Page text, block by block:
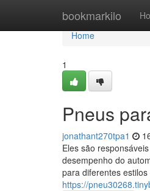
bookmarkilo
Home
Home
1
Pneus
jonathant270tpa1
Eles são
desempenho do
para diferentes
https://